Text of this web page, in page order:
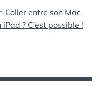
Coller entre son Mac
? C’est possible !